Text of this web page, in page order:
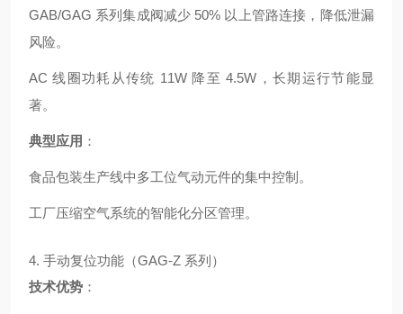
GAB/GAG 系列集成阀减少 50% 以上管路连接，降低泄漏
风险。
AC 线圈功耗从传统 11W 降至 4.5W，长期运行节能显
著。
典型应用 ：
食品包装生产线中多工位气动元件的集中控制。
工厂压缩空气系统的智能化分区管理。
4. 手动复位功能（GAG-Z 系列）
技术优势 ：